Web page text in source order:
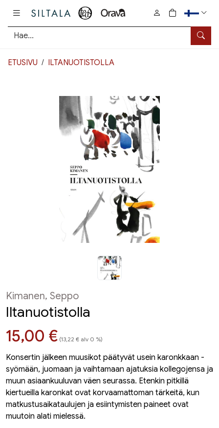
Hae
0
tuotetta
ETUSIVU ILTANUOTISTOLLA
Kimanen, Seppo
Iltanuotistolla
Hinta nyt
15,00 € (13,22 € alv 0 %)
Konsertin jälkeen muusikot päätyvät usein karonkkaan -
syömään, juomaan ja vaihtamaan ajatuksia kollegojensa ja
muun asiaankuuluvan väen seurassa. Etenkin pitkillä
kiertueilla karonkat ovat korvaamattoman tärkeitä, kun
matkustusaikataulujen ja esiintymisten paineet ovat
muutoin alati mielessä.